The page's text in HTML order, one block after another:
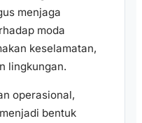
menjaga
moda
keselamatan,
lingkungan.
operasional,
bentuk